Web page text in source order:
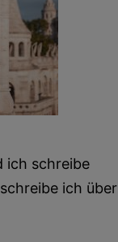
ich schreibe
ich über